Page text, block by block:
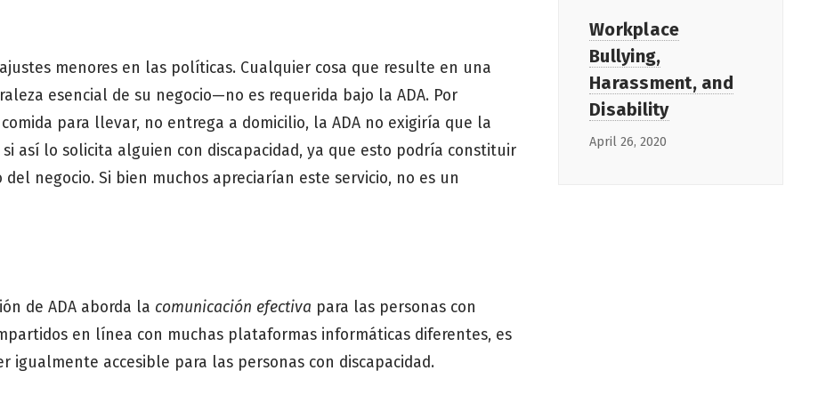
menores en las políticas. Cualquier cosa que resulte en una
esencial de su negocio—no es requerida bajo la ADA. Por
para llevar, no entrega a domicilio, la ADA no exigiría que la
así lo solicita alguien con discapacidad, ya que esto podría constituir
negocio. Si bien muchos apreciarían este servicio, no es un
de ADA aborda la comunicación efectiva para las personas con
en línea con muchas plataformas informáticas diferentes, es
accesible para las personas con discapacidad.
Workplace
Bullying,
Harassment, and
Disability
April 26, 2020